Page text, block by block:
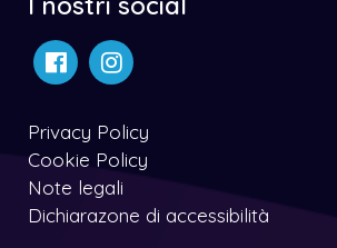
Privacy Policy
Cookie Policy
Note legali
Dichiarazone di accessibilità